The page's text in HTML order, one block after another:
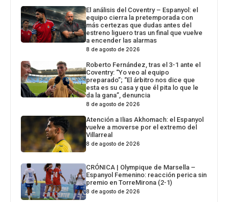
El análisis del Coventry – Espanyol: el
equipo cierra la pretemporada con
más certezas que dudas antes del
estreno liguero tras un final que vuelve
a encender las alarmas
8 de agosto de 2026
Roberto Fernández, tras el 3-1 ante el
Coventry: “Yo veo al equipo
preparado”; “El árbitro nos dice que
esta es su casa y que él pita lo que le
da la gana”, denuncia
8 de agosto de 2026
Atención a Ilias Akhomach: el Espanyol
vuelve a moverse por el extremo del
Villarreal
8 de agosto de 2026
CRÓNICA | Olympique de Marsella –
Espanyol Femenino: reacción perica sin
premio en TorreMirona (2-1)
8 de agosto de 2026